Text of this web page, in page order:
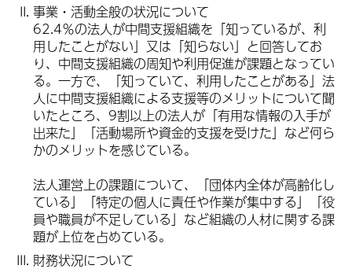
事業・活動全般の状況について
62.4％の法人が中間支援組織を「知っているが、利
用したことがない」又は「知らない」と回答してお
り、中間支援組織の周知や利用促進が課題となってい
る。一方で、「知っていて、利用したことがある」法
人に中間支援組織による支援等のメリットについて聞
いたところ、9割以上の法人が「有用な情報の入手が
出来た」「活動場所や資金的支援を受けた」など何ら
かのメリットを感じている。
法人運営上の課題について、「団体内全体が高齢化し
ている」「特定の個人に責任や作業が集中する」「役
員や職員が不足している」など組織の人材に関する課
題が上位を占めている。
財務状況について